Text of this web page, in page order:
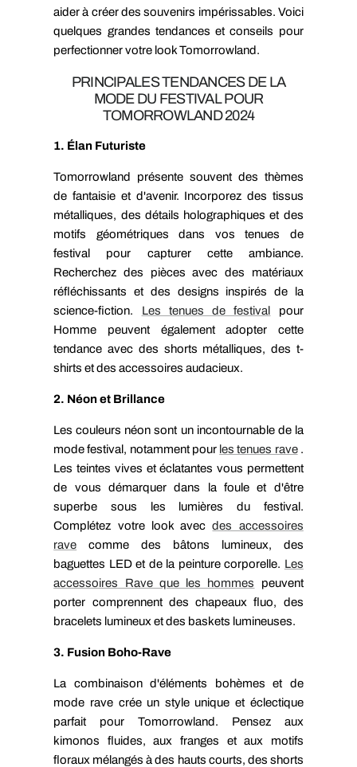
aider à créer des souvenirs impérissables. Voici
quelques grandes tendances et conseils pour
perfectionner votre look Tomorrowland.
PRINCIPALES TENDANCES DE LA
MODE DU FESTIVAL POUR
TOMORROWLAND 2024
1. Élan Futuriste
Tomorrowland présente souvent des thèmes
de fantaisie et d'avenir. Incorporez des tissus
métalliques, des détails holographiques et des
motifs géométriques dans vos tenues de
festival pour capturer cette ambiance.
Recherchez des pièces avec des matériaux
réfléchissants et des designs inspirés de la
science-fiction. Les tenues de festival pour
Homme peuvent également adopter cette
tendance avec des shorts métalliques, des t-
shirts et des accessoires audacieux.
2. Néon et Brillance
Les couleurs néon sont un incontournable de la
mode festival, notamment pour les tenues rave.
Les teintes vives et éclatantes vous permettent
de vous démarquer dans la foule et d'être
superbe sous les lumières du festival.
Complétez votre look avecdes accessoires
rave comme des bâtons lumineux, des
baguettes LED et de la peinture corporelle. Les
accessoires Rave que les hommes peuvent
porter comprennent des chapeaux fluo, des
bracelets lumineux et des baskets lumineuses.
3. Fusion Boho-Rave
La combinaison d'éléments bohèmes et de
mode rave crée un style unique et éclectique
parfait pour Tomorrowland. Pensez aux
kimonos fluides, aux franges et aux motifs
floraux mélangés à des hauts courts, des shorts